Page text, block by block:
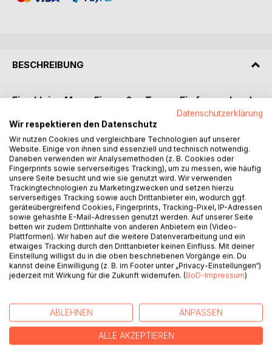
BESCHREIBUNG
Eine kleine Maus. Ein großer Traum. Ein fernes Land
Die kleine Maus Wiesenfratz schläft tief und fest in ihrem
warmen Nest, als sie von einem fernen, geheimnisvollen
Land träumt: Indien - voller leuchtender Farben, betörender
Düfte und wunderbarer Abenteuer.
Auf ihrer Reise begegnet sie dem mutigen Mäusematrosen
Spitzmund, mit dem sie auf einem großen Schiff über das
Meer fährt. Gemeinsam entdecken sie prächtige Märkte,
geheimnisvolle Tempel, tanzende Schlangen, freundliche
Elefanten und eine verborgene Mäusestadt voller Freude
und Gastfreundschaft.
kleinen Mäuse müssen Mut beweisen, Gefahren
überwinden und lernen, auf ihr Herz zu hören.
Ein liebevoll erzähltes Märchen über Freundschaft, Mut,
Datenschutzerklärung
Wir respektieren den Datenschutz
Wir nutzen Cookies und vergleichbare Technologien auf unserer
Website. Einige von ihnen sind essenziell und technisch notwendig.
Daneben verwenden wir Analysemethoden (z. B. Cookies oder
Fingerprints sowie serverseitiges Tracking), um zu messen, wie häufig
unsere Seite besucht und wie sie genutzt wird. Wir verwenden
Trackingtechnologien zu Marketingzwecken und setzen hierzu
serverseitiges Tracking sowie auch Drittanbieter ein, wodurch ggf.
geräteübergreifend Cookies, Fingerprints, Tracking-Pixel, IP-Adressen
sowie gehashte E-Mail-Adressen genutzt werden. Auf unserer Seite
betten wir zudem Drittinhalte von anderen Anbietern ein (Video-
Plattformen). Wir haben auf die weitere Datenverarbeitung und ein
etwaiges Tracking durch den Drittanbieter keinen Einfluss. Mit deiner
Einstellung willigst du in die oben beschriebenen Vorgänge ein. Du
kannst deine Einwilligung (z. B. im Footer unter „Privacy-Einstellungen“)
jederzeit mit Wirkung für die Zukunft widerrufen. (BoD-Impressum)
ABLEHNEN ANPASSEN
ALLE AKZEPTIEREN